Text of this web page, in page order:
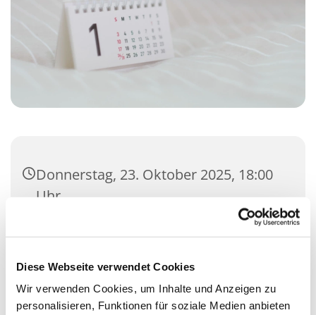
Diese Webseite verwendet Cookies
Wir verwenden Cookies, um Inhalte und Anzeigen zu
personalisieren, Funktionen für soziale Medien anbieten
Donnerstag, 23. Oktober 2025, 18:00
Uhr
Gemeindehaus Saal St. Nikolaus
39Blankenfelde, 15827 Blankenfelde-
Mahlow